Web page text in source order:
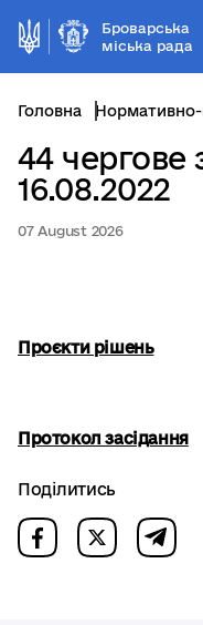
Броварська
міська рада
Головна Нормативно-
44 чергове
16.08.2022
07 August 2026
Проєкти рішень
Протокол засідання
Поділитись